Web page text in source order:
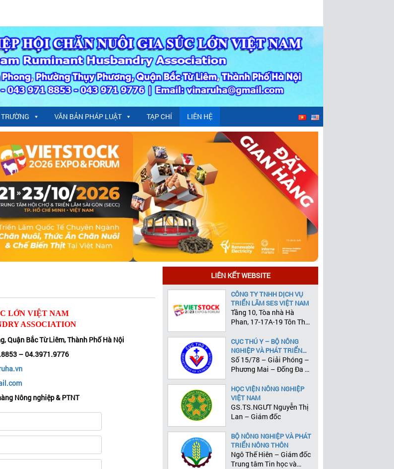
VĂN BẢN PHÁP LUẬT TẠP CHÍ LIÊN HỆ
LỚN VIỆT NAM
ASSOCIATION
Quận Bắc Từ Liêm, Thành Phố Hà Nội
– 04.3971.9776
Nông nghiệp & PTNT
LIÊN KẾT WEBSITE
CÔNG TY TNHH DỊCH VỤ
TRIỂN LÃM SES VIỆT NAM
Tầng 10, Tòa nhà Hà
Phan, 17-17A-19 Tôn Thất
Lão, Quận 1, Tp.HCM
CỤC THÚ Y – BỘ NÔNG
NGHIỆP VÀ PHÁT TRIỂN
NÔNG THÔN
Số 15/78 – Giải Phóng –
Phương Mai – Đống Đa –
HỌC VIỆN NÔNG NGHIỆP
VIỆT NAM
GS.TS.NGƯT Nguyễn Thị
Lan – Giám đốc
BỘ NÔNG NGHIỆP VÀ PHÁT
TRIỂN NÔNG THÔN
Ngô Thế Hiên – Giám đốc
Trung tâm Tin học và